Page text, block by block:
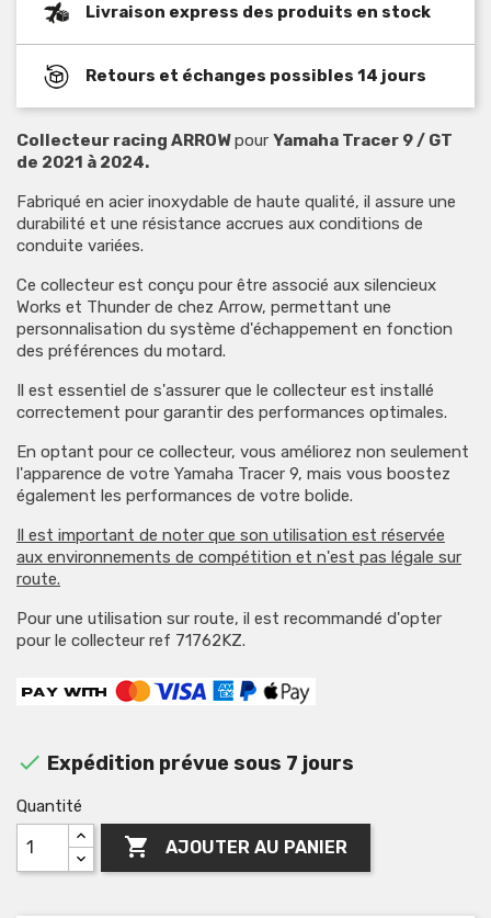
Livraison express des produits en stock
Retours et échanges possibles 14 jours
Collecteur racing ARROWpour Yamaha Tracer 9 / GT
de 2021 à 2024.
Fabriqué en acier inoxydable de haute qualité, il assure une
durabilité et une résistance accrues aux conditions de
conduite variées.
Ce collecteur est conçu pour être associé aux silencieux
Works et Thunder de chez Arrow, permettant une
personnalisation du système d'échappement en fonction
des préférences du motard.
Il est essentiel de s'assurer que le collecteur est installé
correctement pour garantir des performances optimales.
En optant pour ce collecteur, vous améliorez non seulement
l'apparence de votre Yamaha Tracer 9, mais vous boostez
également les performances de votre bolide.
Il est important de noter que son utilisation est réservée
aux environnements de compétition et n'est pas légale sur
route.
Pour une utilisation sur route, il est recommandé d'opter
pour le collecteur ref 71762KZ.
 Expédition prévue sous 7 jours
Quantité
 AJOUTER AU PANIER